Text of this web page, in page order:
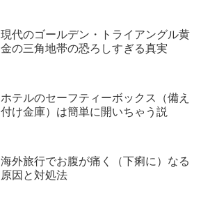
現代のゴールデン・トライアングル黄
金の三角地帯の恐ろしすぎる真実
ホテルのセーフティーボックス（備え
付け金庫）は簡単に開いちゃう説
海外旅行でお腹が痛く（下痢に）なる
原因と対処法